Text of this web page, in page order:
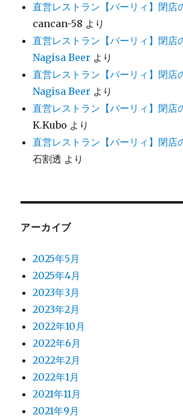
直営レストラン【バーリィ】閉店
cancan-58 より
直営レストラン【バーリィ】閉店
Nagisa Beer より
直営レストラン【バーリィ】閉店
Nagisa Beer より
直営レストラン【バーリィ】閉店
K.Kubo より
直営レストラン【バーリィ】閉店
石割透 より
アーカイブ
2025年5月
2025年4月
2023年3月
2023年2月
2022年10月
2022年6月
2022年2月
2022年1月
2021年11月
2021年9月